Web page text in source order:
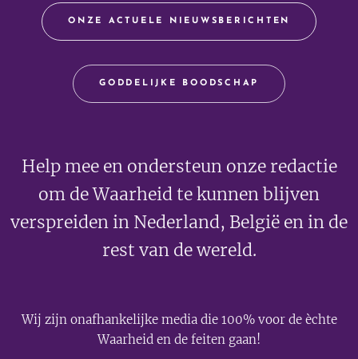
ONZE ACTUELE NIEUWSBERICHTEN
GODDELIJKE BOODSCHAP
Help mee en ondersteun onze redactie
om de Waarheid te kunnen blijven
verspreiden in Nederland, België en in de
rest van de wereld.
Wij zijn onafhankelijke media die 100% voor de èchte
Waarheid en de feiten gaan!